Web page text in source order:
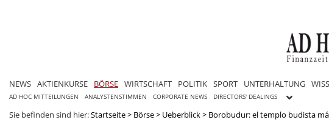
NEWS AKTIENKURSE BÖRSE WIRTSCHAFT POLITIK SPORT UNTERHALTUNG
AD HOC MITTEILUNGEN ANALYSTENSTIMMEN CORPORATE NEWS DIRECTORS' DEALINGS
Sie befinden sind hier:Startseite> Börse> Ueberblick> Borobudur: el templo budista